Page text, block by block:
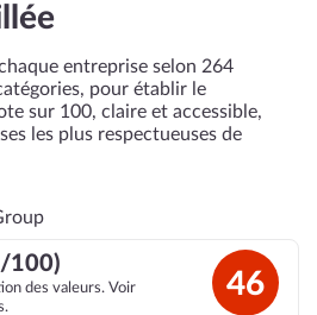
entreprise selon 264
pour établir le
sur 100, claire et accessible,
les plus respectueuses de
100)
des valeurs. Voir
46